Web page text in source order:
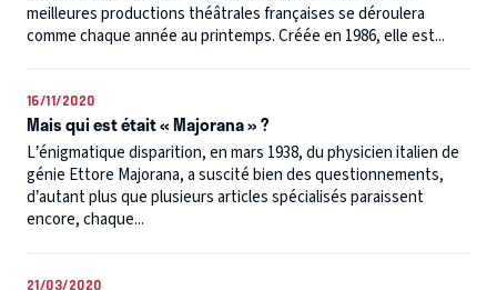
meilleures productions théâtrales françaises se déroulera
comme chaque année au printemps. Créée en 1986, elle est...
16/11/2020
Mais qui est était « Majorana » ?
L’énigmatique disparition, en mars 1938, du physicien italien de
génie Ettore Majorana, a suscité bien des questionnements,
d’autant plus que plusieurs articles spécialisés paraissent
encore, chaque...
21/03/2020